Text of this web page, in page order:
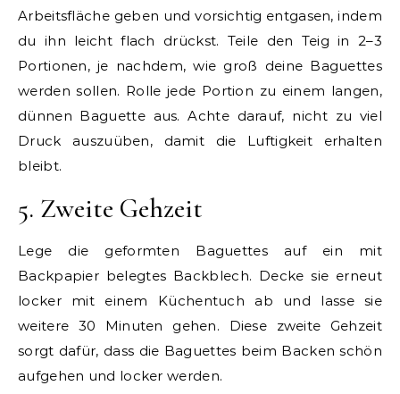
Arbeitsfläche geben und vorsichtig entgasen, indem
du ihn leicht flach drückst. Teile den Teig in 2–3
Portionen, je nachdem, wie groß deine Baguettes
werden sollen. Rolle jede Portion zu einem langen,
dünnen Baguette aus. Achte darauf, nicht zu viel
Druck auszuüben, damit die Luftigkeit erhalten
bleibt.
5. Zweite Gehzeit
Lege die geformten Baguettes auf ein mit
Backpapier belegtes Backblech. Decke sie erneut
locker mit einem Küchentuch ab und lasse sie
weitere 30 Minuten gehen. Diese zweite Gehzeit
sorgt dafür, dass die Baguettes beim Backen schön
aufgehen und locker werden.